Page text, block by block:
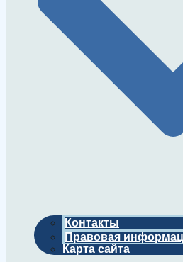
Контакты
Правовая
Карта сайта